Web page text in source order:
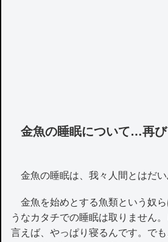
金魚の睡眠について…再び
金魚の睡眠は、我々人間とはだい
金魚を始めとする魚類という奴ら
うなカタチでの睡眠は取りません
言えば、やっぱり寝るんです。でも